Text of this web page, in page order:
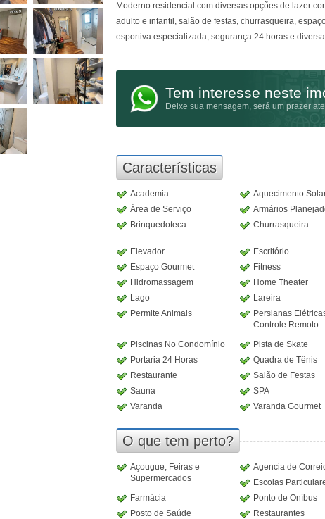
Moderno residencial com diversas opções de lazer
adulto e infantil, salão de festas, churrasqueira,
esportiva especializada, segurança 24 horas e
Tem interesse neste
Deixe sua mensagem, será um prazer
Características
Academia Aquecimento
Área de Serviço
Armários
Brinquedoteca
Churrasqueira
Elevador
Escritório
Espaço Gourmet
Fitness
Hidromassagem
Home Theater
Lago
Lareira
Permite Animais
Persianas
Controle Remoto
Piscinas No Condomínio
Pista de Skate
Portaria 24 Horas
Quadra de Tênis
Restaurante
Salão de Festas
Sauna
SPA
Varanda
Varanda Gourmet
O que tem perto?
Açougue, Feiras e
Supermercados
Agencia de
Escolas
Farmácia
Ponto de Oníbus
Posto de Saúde
Restaurantes